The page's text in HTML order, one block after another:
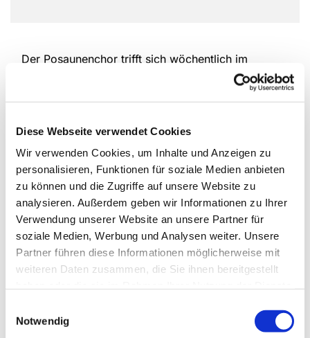
Diese Webseite verwendet Cookies
Wir verwenden Cookies, um Inhalte und Anzeigen zu
personalisieren, Funktionen für soziale Medien anbieten
zu können und die Zugriffe auf unsere Website zu
analysieren. Außerdem geben wir Informationen zu Ihrer
Verwendung unserer Website an unsere Partner für
soziale Medien, Werbung und Analysen weiter. Unsere
Partner führen diese Informationen möglicherweise mit
weiteren Daten zusammen, die Sie ihnen bereitgestellt
Notwendig
Der Posaunenchor trifft sich wöchentlich im